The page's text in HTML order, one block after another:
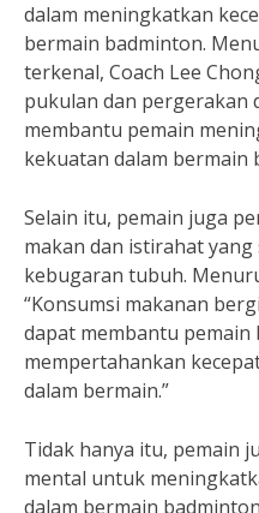
dalam meningkatkan
bermain badminton.
terkenal, Coach Lee
pukulan dan pergerakan
membantu pemain
kekuatan dalam bermain
Selain itu, pemain juga
makan dan istirahat
kebugaran tubuh.
“Konsumsi makanan
dapat membantu pemain
mempertahankan
dalam bermain.”
Tidak hanya itu, pemain
mental untuk
dalam bermain